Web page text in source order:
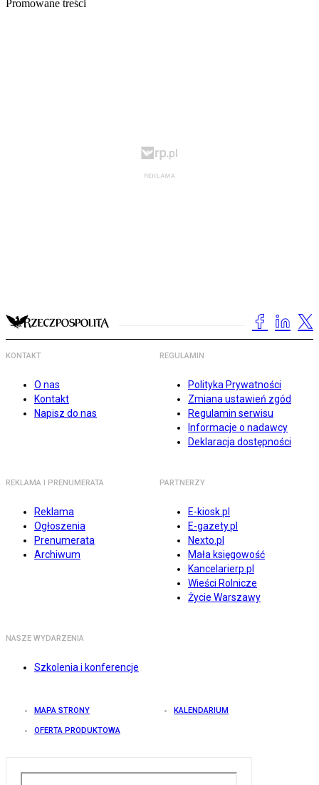
Promowane treści
KONTAKT
O nas
Kontakt
Napisz do nas
REGULAMIN
Polityka Prywatności
Zmiana ustawień zgód
Regulamin serwisu
Informacje o nadawcy
Deklaracja dostępności
REKLAMA I PRENUMERATA
Reklama
Ogłoszenia
Prenumerata
Archiwum
PARTNERZY
E-kiosk.pl
E-gazety.pl
Nexto.pl
Mała księgowość
Kancelarierp.pl
Wieści Rolnicze
Życie Warszawy
NASZE WYDARZENIA
Szkolenia i konferencje
MAPA STRONY KALENDARIUM
OFERTA PRODUKTOWA